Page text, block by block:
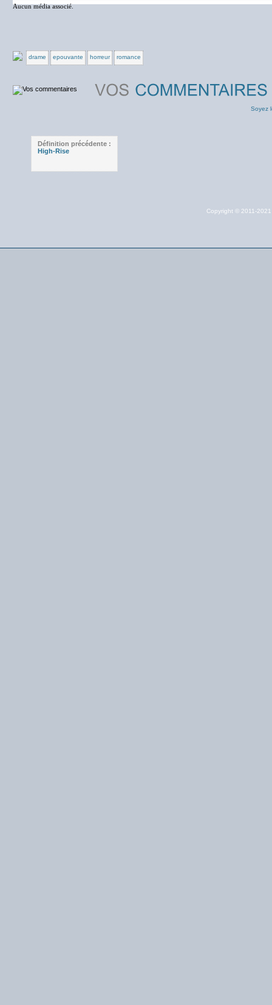
Aucun média associé.
drame epouvante horreur romance
Soyez
Définition précédente :
High-Rise
Copyright © 2011-